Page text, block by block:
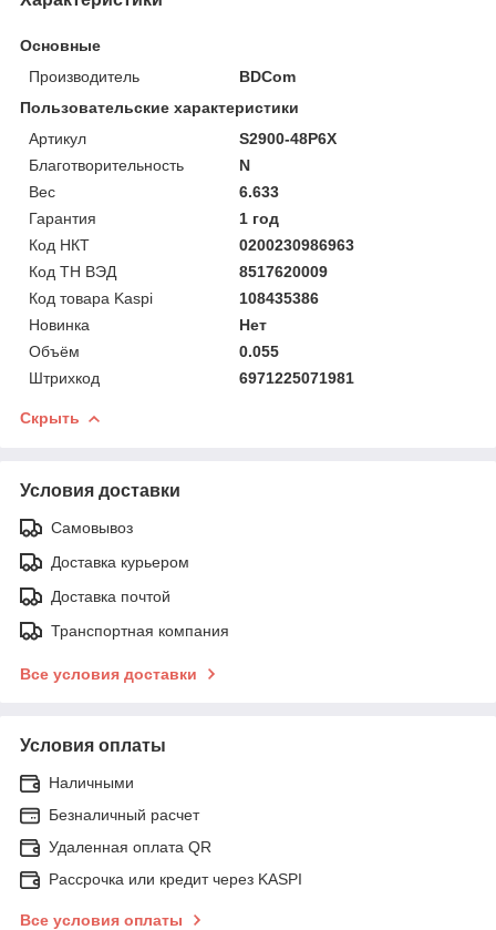
Основные
Производитель
BDCom
Пользовательские характеристики
Артикул
S2900-48P6X
Благотворительность
N
Вес
6.633
Гарантия
1 год
Код НКТ
0200230986963
Код ТН ВЭД
8517620009
Код товара Kaspi
108435386
Новинка
Нет
Объём
0.055
Штрихкод
6971225071981
Скрыть
Условия доставки
Самовывоз
Доставка курьером
Доставка почтой
Транспортная компания
Все условия доставки
Условия оплаты
Наличными
Безналичный расчет
Удаленная оплата QR
Рассрочка или кредит через KASPI
Все условия оплаты